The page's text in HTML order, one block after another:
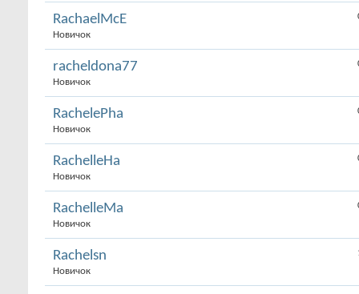
RachaelMcE
Новичок
racheldona77
Новичок
RachelePha
Новичок
RachelleHa
Новичок
RachelleMa
Новичок
Rachelsn
Новичок